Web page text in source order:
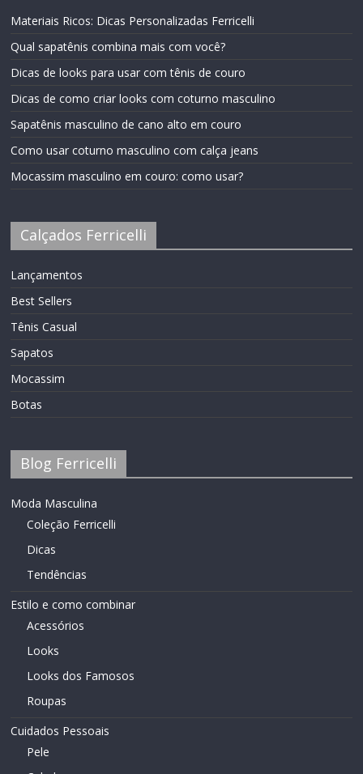
Materiais Ricos: Dicas Personalizadas Ferricelli
Qual sapatênis combina mais com você?
Dicas de looks para usar com tênis de couro
Dicas de como criar looks com coturno masculino
Sapatênis masculino de cano alto em couro
Como usar coturno masculino com calça jeans
Mocassim masculino em couro: como usar?
Calçados Ferricelli
Lançamentos
Best Sellers
Tênis Casual
Sapatos
Mocassim
Botas
Blog Ferricelli
Moda Masculina
Coleção Ferricelli
Dicas
Tendências
Estilo e como combinar
Acessórios
Looks
Looks dos Famosos
Roupas
Cuidados Pessoais
Pele